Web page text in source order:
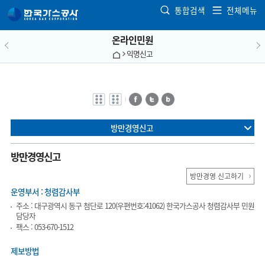
통합검색 전체메뉴
온라인민원
익명신고
전자점자
바로보기
전자점자
다운로드
페이스북트위터블로그
방만경영신고
방만경영신고
방만경영 신고하기
운영부서 : 청렴감사부
주소 : 대구광역시 동구 첨단로 120(우편번호:41062) 한국가스공사 청렴감사부 민원
담당자
팩스 : 053-670-1512
제보방법